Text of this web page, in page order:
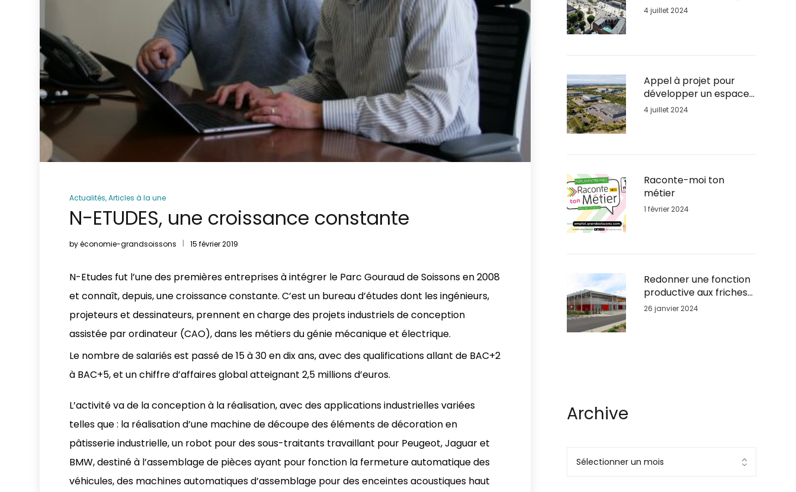
urbain du quartier de la
4 juillet 2024
Appel à projet pour
développer un espace
de services aux
4 juillet 2024
Raconte-moi ton
métier
1 février 2024
Redonner une fonction
productive aux friches
urbaines : Le succès de
26 janvier 2024
Archive
Actualités,Articles à la une
N-ETUDES, une croissance constante
byéconomie-grandsoissons 15 février 2019
N-Etudes fut l’une des premières entreprises à intégrer le Parc Gouraud de Soissons en 2008
et connaît, depuis, une croissance constante. C’est un bureau d’études dont les ingénieurs,
projeteurs et dessinateurs, prennent en charge des projets industriels de conception
assistée par ordinateur (CAO), dans les métiers du génie mécanique et électrique.
Le nombre de salariés est passé de 15 à 30 en dix ans, avec des qualifications allant de BAC+2
à BAC+5, et un chiffre d’affaires global atteignant 2,5 millions d’euros.
L’activité va de la conception à la réalisation, avec des applications industrielles variées
telles que : la réalisation d’une machine de découpe des éléments de décoration en
pâtisserie industrielle, un robot pour des sous-traitants travaillant pour Peugeot, Jaguar et
BMW, destiné à l’assemblage de pièces ayant pour fonction la fermeture automatique des
véhicules, des machines automatiques d’assemblage pour des enceintes acoustiques haut